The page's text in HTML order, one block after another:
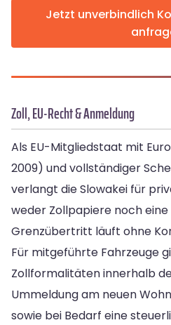
Jetzt unverbindlich
Zoll, EU-Recht & Anmeldung
Als EU-Mitgliedstaat mit
2009) und vollständiger
verlangt die Slowakei für
weder Zollpapiere noch
Grenzübertritt läuft ohne
Für mitgeführte Fahrzeuge
Zollformalitäten innerhalb
Ummeldung am neuen
sowie bei Bedarf eine